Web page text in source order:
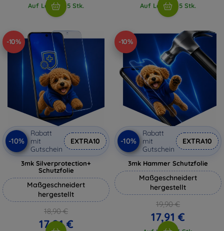
Auf Lager > 5 Stk. Auf Lager > 5 Stk.
-10%
-10%
Rabatt
mit
Gutschein
EXTRA10
3mk Silverprotection+
Schutzfolie
Maßgeschneidert
hergestellt
18,90 €
17,01 €
-10%
-10%
Rabatt
mit
Gutschein
EXTRA10
3mk Hammer Schutzfolie
Maßgeschneidert
hergestellt
19,90 €
17,91 €